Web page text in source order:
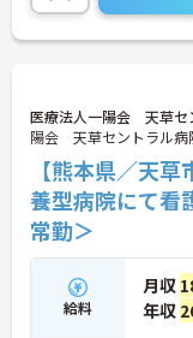
医療法人一陽会 天草セ
陽会 天草セントラル病
【熊本県／天
養型病院にて看
常勤＞
給料
月収
年収